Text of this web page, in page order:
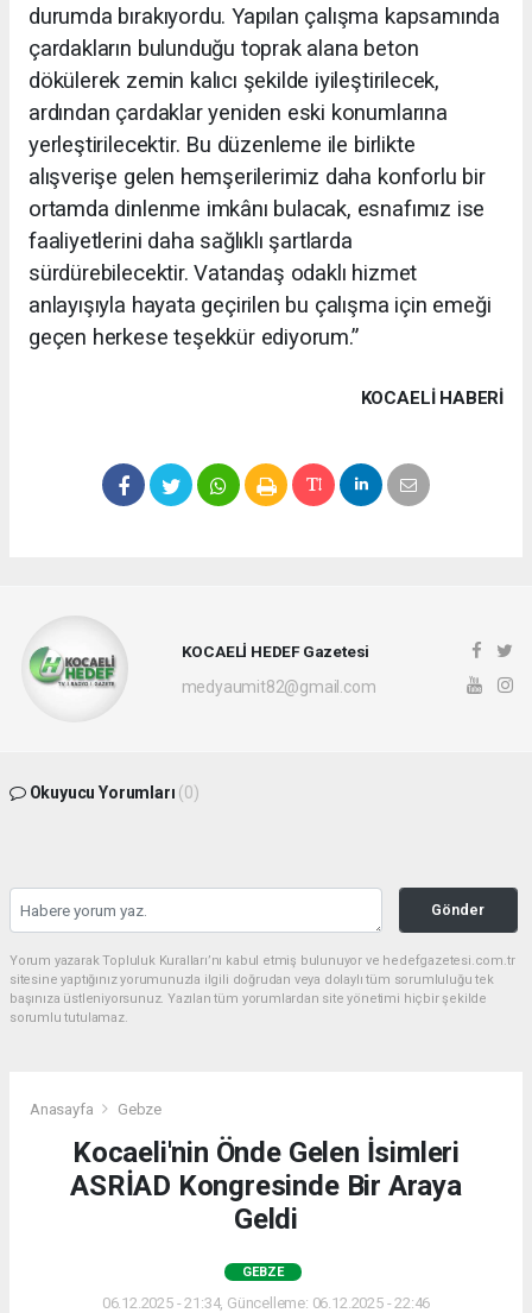
durumda bırakıyordu. Yapılan çalışma kapsamında
çardakların bulunduğu toprak alana beton
dökülerek zemin kalıcı şekilde iyileştirilecek,
ardından çardaklar yeniden eski konumlarına
yerleştirilecektir. Bu düzenleme ile birlikte
alışverişe gelen hemşerilerimiz daha konforlu bir
ortamda dinlenme imkânı bulacak, esnafımız ise
faaliyetlerini daha sağlıklı şartlarda
sürdürebilecektir. Vatandaş odaklı hizmet
anlayışıyla hayata geçirilen bu çalışma için emeği
geçen herkese teşekkür ediyorum.”
KOCAELI HABERİ
KOCAELİ HEDEF Gazetesi
medyaumit82@gmail.com
Okuyucu Yorumları (0)
Gönder
Yorum yazarak Topluluk Kuralları’nı kabul etmiş bulunuyor ve hedefgazetesi.com.tr
sitesine yaptığınız yorumunuzla ilgili doğrudan veya dolaylı tüm sorumluluğu tek
başınıza üstleniyorsunuz. Yazılan tüm yorumlardan site yönetimi hiçbir şekilde
sorumlu tutulamaz.
Anasayfa Gebze
Kocaeli'nin Önde Gelen İsimleri
ASRİAD Kongresinde Bir Araya
Geldi
GEBZE
06.12.2025 - 21:34, Güncelleme: 06.12.2025 - 22:46